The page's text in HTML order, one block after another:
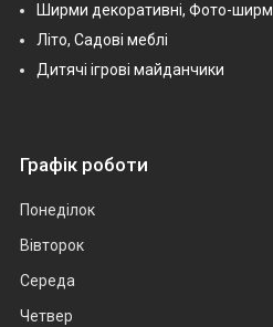
Ширми декоративні, Фото-
Літо, Садові меблі
Дитячі ігрові майданчики
Графік роботи
Понеділок
Вівторок
Середа
Четвер